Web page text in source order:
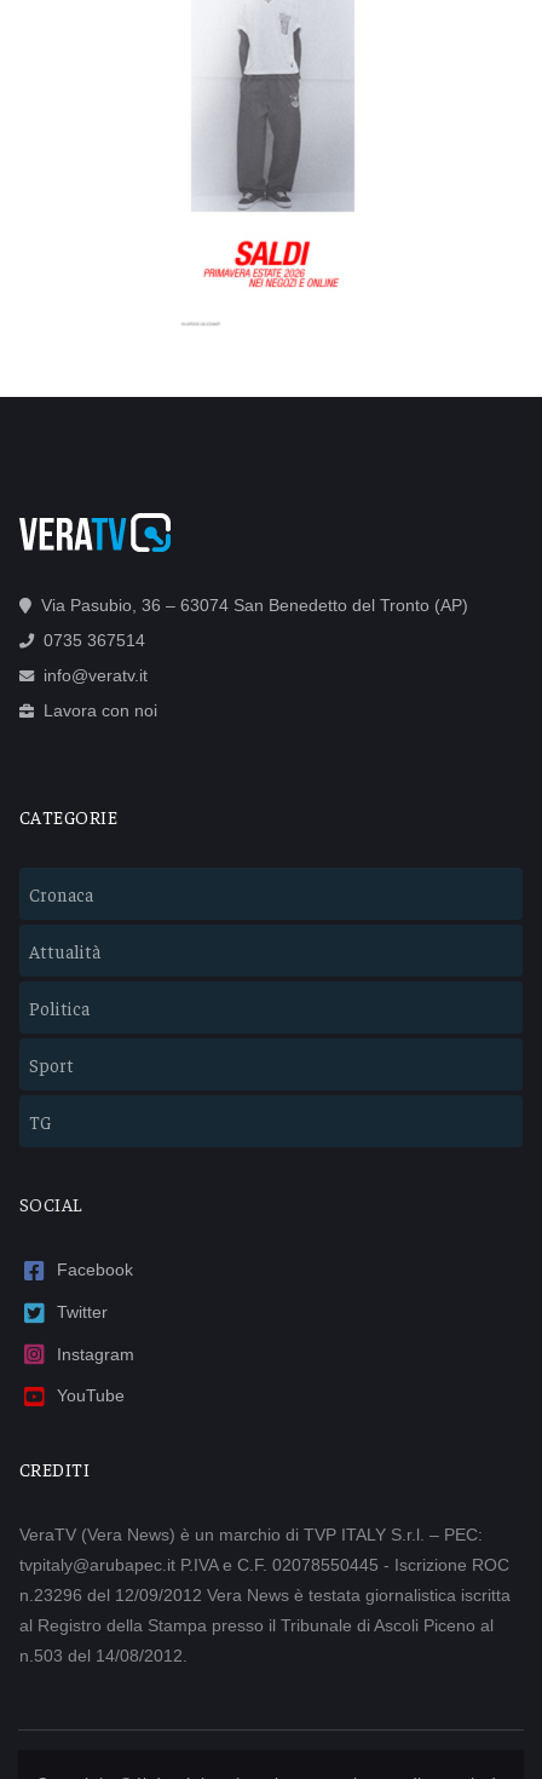
Via Pasubio, 36 – 63074 San Benedetto del Tronto (AP)
0735 367514
info@veratv.it
Lavora con noi
CATEGORIE
Cronaca
Attualità
Politica
Sport
TG
SOCIAL
Facebook
Twitter
Instagram
YouTube
CREDITI
VeraTV (Vera News) è un marchio di TVP ITALY S.r.l. – PEC:
tvpitaly@arubapec.it P.IVA e C.F. 02078550445 - Iscrizione ROC
n.23296 del 12/09/2012 Vera News è testata giornalistica iscritta
al Registro della Stampa presso il Tribunale di Ascoli Piceno al
n.503 del 14/08/2012.